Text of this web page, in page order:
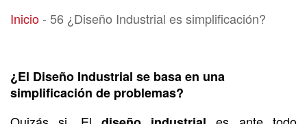
56 ¿Diseño Industrial es simplificación?
Inicio- 56 ¿Diseño Industrial es simplificación?
¿El Diseño Industrial se basa en una
simplificación de problemas?